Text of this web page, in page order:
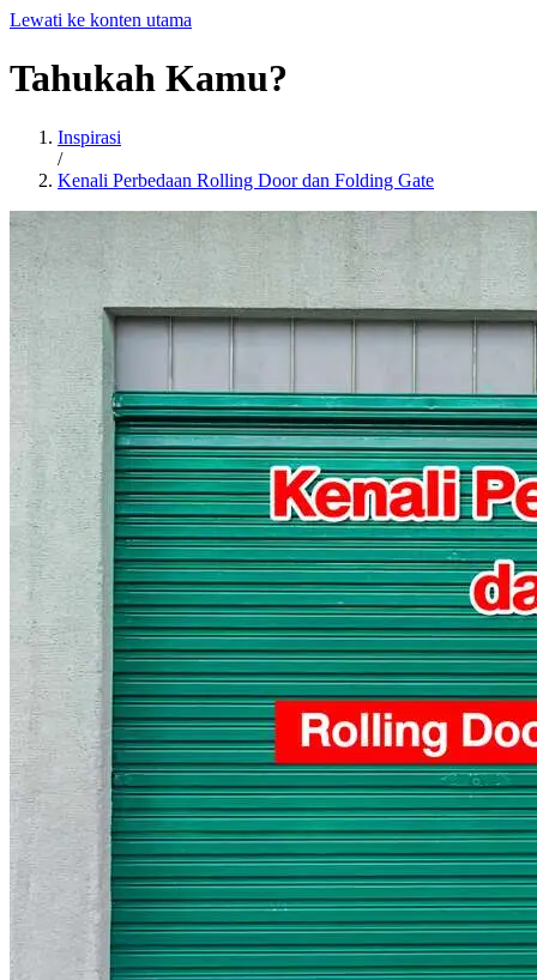
Lewati ke konten utama
Tahukah Kamu?
Inspirasi
/
Kenali Perbedaan Rolling Door dan Folding Gate